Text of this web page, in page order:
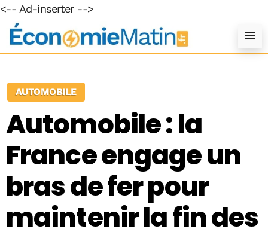
<-- Ad-inserter -->
AUTOMOBILE
Automobile : la
France engage un
bras de fer pour
maintenir la fin des